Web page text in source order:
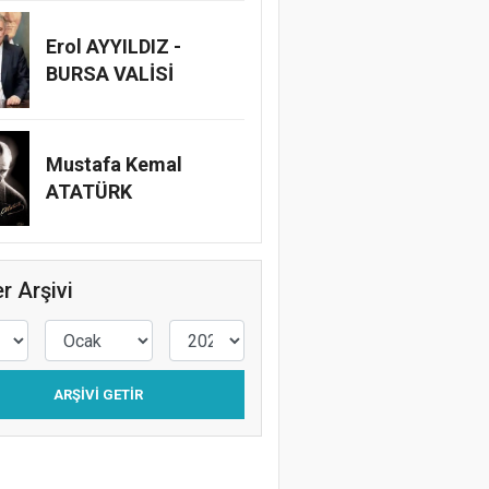
Erol AYYILDIZ -
BURSA VALİSİ
Mustafa Kemal
ATATÜRK
Arşivi
ARŞIVI GETIR